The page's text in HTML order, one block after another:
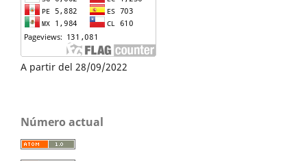
A partir del 28/09/2022
Número actual